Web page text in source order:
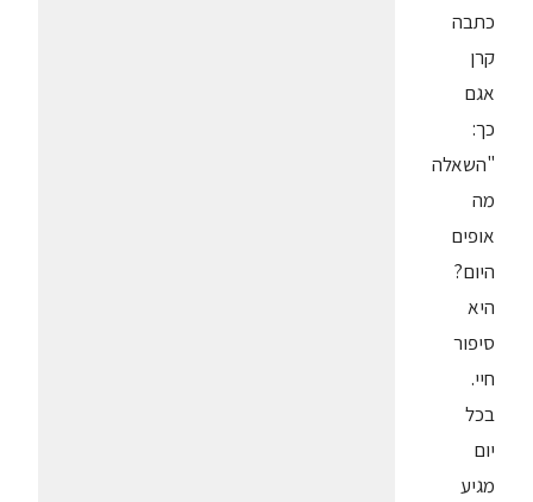
כתבה
קרן
אגם
כך:
"השאלה
מה
אופים
היום?
היא
סיפור
חיי.
בכל
יום
מגיע